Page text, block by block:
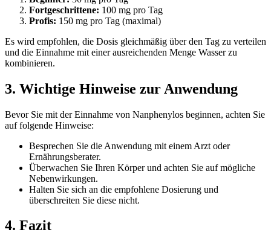
Fortgeschrittene: 100 mg pro Tag
Profis: 150 mg pro Tag (maximal)
Es wird empfohlen, die Dosis gleichmäßig über den Tag zu verteilen
und die Einnahme mit einer ausreichenden Menge Wasser zu
kombinieren.
3. Wichtige Hinweise zur Anwendung
Bevor Sie mit der Einnahme von Nanphenylos beginnen, achten Sie
auf folgende Hinweise:
Besprechen Sie die Anwendung mit einem Arzt oder
Ernährungsberater.
Überwachen Sie Ihren Körper und achten Sie auf mögliche
Nebenwirkungen.
Halten Sie sich an die empfohlene Dosierung und
überschreiten Sie diese nicht.
4. Fazit